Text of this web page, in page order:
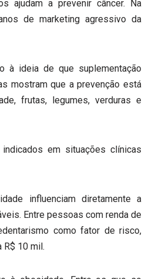
ajudam a prevenir câncer. Na
de marketing agressivo da
à ideia de que suplementação
mostram que a prevenção está
frutas, legumes, verduras e
em situações clínicas
influenciam diretamente a
Entre pessoas com renda de
como fator de risco,
R$ 10 mil.